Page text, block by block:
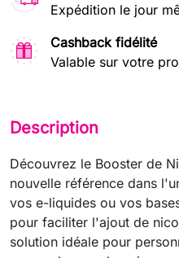
Expédition le jour
Cashback fidélité
Valable sur votre
Description
Découvrez le Booster de
nouvelle référence dans
vos e-liquides ou vos
pour faciliter l'ajout de
solution idéale pour